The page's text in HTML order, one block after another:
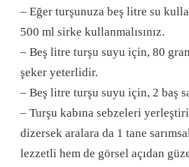
– Eğer turşunuza beş litre su
500 ml sirke kullanmalısınız.
– Beş litre turşu suyu için, 80
şeker yeterlidir.
– Beş litre turşu suyu için, 2 baş
– Turşu kabına sebzeleri
dizersek aralara da 1 tane
lezzetli hem de görsel açıdan